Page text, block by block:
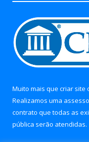
Muito mais que criar site
Realizamos uma
contrato que todas as
pública serão atendidas.